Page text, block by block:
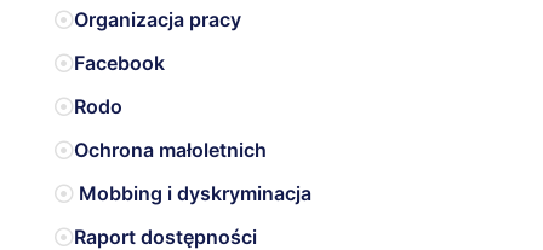
Organizacja pracy
Facebook
Rodo
Ochrona małoletnich
Mobbing i dyskryminacja
Raport dostępności